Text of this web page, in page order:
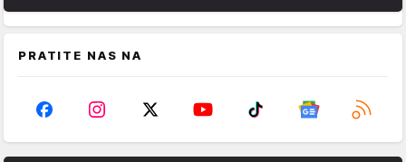
PRATITE NAS NA